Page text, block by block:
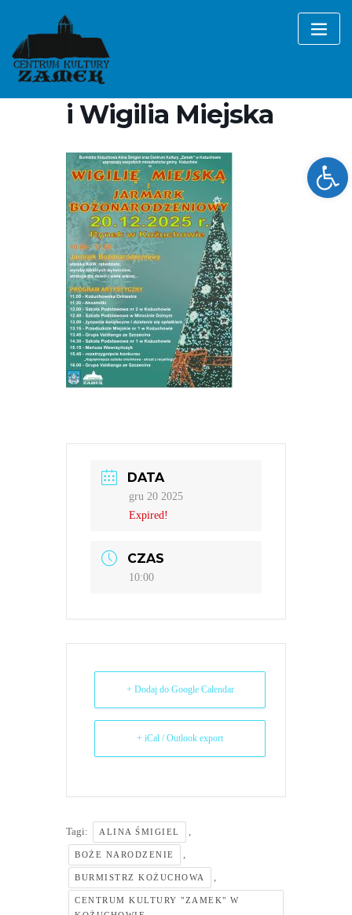
content
Jarmark
Bożonarodzeniowy
i Wigilia Miejska
DATA
gru 20 2025
Expired!
CZAS
10:00
+ Dodaj do Google Calendar
+ iCal / Outlook export
Tagi: ALINA ŚMIGIEL ,
BOŻE NARODZENIE ,
BURMISTRZ KOŻUCHOWA ,
CENTRUM KULTURY "ZAMEK" W